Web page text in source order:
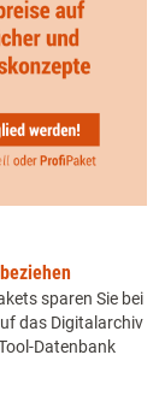
sparen Sie bei
das Digitalarchiv
Datenbank